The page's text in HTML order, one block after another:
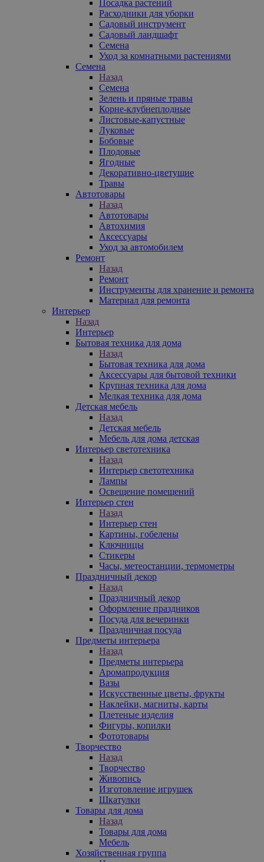
Посадка растений
Расходники для уборки
Садовый инструмент
Садовый ландшафт
Семена
Уход за комнатными растениями
Семена
Назад
Семена
Зелень и пряные травы
Корне-клубнеплодные
Листовые-капустные
Луковые
Бобовые
Плодовые
Ягодные
Декоративно-цветущие
Травы
Автотовары
Назад
Автотовары
Автохимия
Аксессуары
Уход за автомобилем
Ремонт
Назад
Ремонт
Инструменты для хранение и ремонта
Материал для ремонта
Интерьер
Назад
Интерьер
Бытовая техника для дома
Назад
Бытовая техника для дома
Аксессуары для бытовой техники
Крупная техника для дома
Мелкая техника для дома
Детская мебель
Назад
Детская мебель
Мебель для дома детская
Интерьер светотехника
Назад
Интерьер светотехника
Лампы
Освещение помещений
Интерьер стен
Назад
Интерьер стен
Картины, гобелены
Ключницы
Стикеры
Часы, метеостанции, термометры
Праздничный декор
Назад
Праздничный декор
Оформление праздников
Посуда для вечеринки
Праздничная посуда
Предметы интерьера
Назад
Предметы интерьера
Аромапродукция
Вазы
Искусственные цветы, фрукты
Наклейки, магниты, карты
Плетеные изделия
Фигуры, копилки
Фототовары
Творчество
Назад
Творчество
Живопись
Изготовление игрушек
Шкатулки
Товары для дома
Назад
Товары для дома
Мебель
Хозяйственная группа